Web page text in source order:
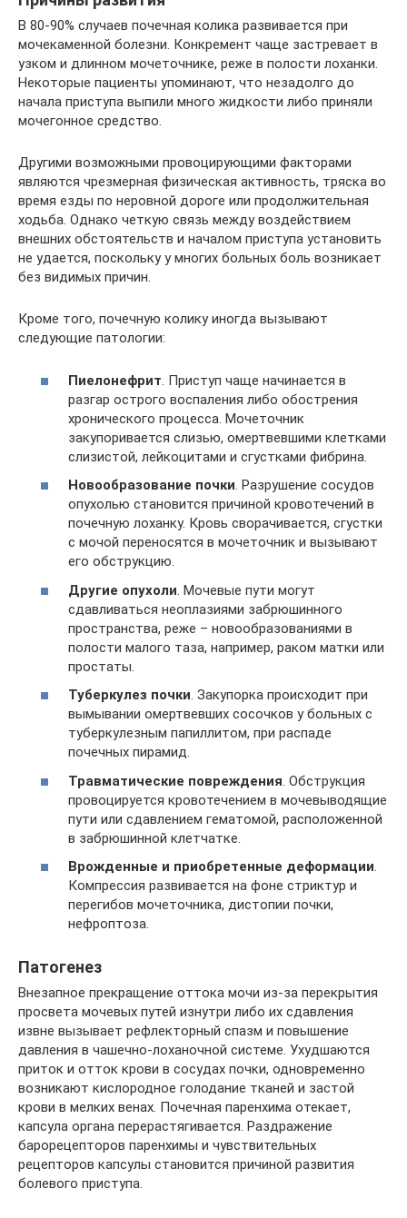
В 80-90% случаев почечная колика развивается при
мочекаменной болезни. Конкремент чаще застревает в
узком и длинном мочеточнике, реже в полости лоханки.
Некоторые пациенты упоминают, что незадолго до
начала приступа выпили много жидкости либо приняли
мочегонное средство.
Другими возможными провоцирующими факторами
являются чрезмерная физическая активность, тряска во
время езды по неровной дороге или продолжительная
ходьба. Однако четкую связь между воздействием
внешних обстоятельств и началом приступа установить
не удается, поскольку у многих больных боль возникает
без видимых причин.
Кроме того, почечную колику иногда вызывают
следующие патологии:
Пиелонефрит . Приступ чаще начинается в
разгар острого воспаления либо обострения
хронического процесса. Мочеточник
закупоривается слизью, омертвевшими клетками
слизистой, лейкоцитами и сгустками фибрина.
Новообразование почки. Разрушение сосудов
опухолью становится причиной кровотечений в
почечную лоханку. Кровь сворачивается, сгустки
с мочой переносятся в мочеточник и вызывают
его обструкцию.
Другие опухоли . Мочевые пути могут
сдавливаться неоплазиями забрюшинного
пространства, реже – новообразованиями в
полости малого таза, например, раком матки или
простаты.
Туберкулез почки. Закупорка происходит при
вымывании омертвевших сосочков у больных с
туберкулезным папиллитом, при распаде
почечных пирамид.
Травматические повреждения . Обструкция
провоцируется кровотечением в мочевыводящие
пути или сдавлением гематомой, расположенной
в забрюшинной клетчатке.
Врожденные и приобретенные деформации.
Компрессия развивается на фоне стриктур и
перегибов мочеточника, дистопии почки,
нефроптоза.
Патогенез
Внезапное прекращение оттока мочи из-за перекрытия
просвета мочевых путей изнутри либо их сдавления
извне вызывает рефлекторный спазм и повышение
давления в чашечно-лоханочной системе. Ухудшаются
приток и отток крови в сосудах почки, одновременно
возникают кислородное голодание тканей и застой
крови в мелких венах. Почечная паренхима отекает,
капсула органа перерастягивается. Раздражение
барорецепторов паренхимы и чувствительных
рецепторов капсулы становится причиной развития
болевого приступа.